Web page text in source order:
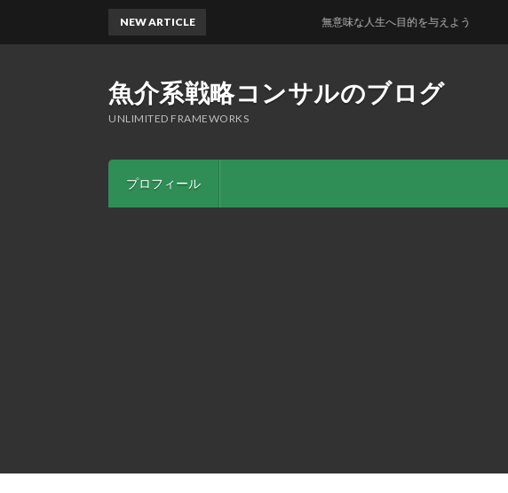
魚介系戦略コンサルのブログ
UNLIMITED FRAMEWORKS
プロフィール
NEW ARTICLE 無意味な人生へ目的を与えよう